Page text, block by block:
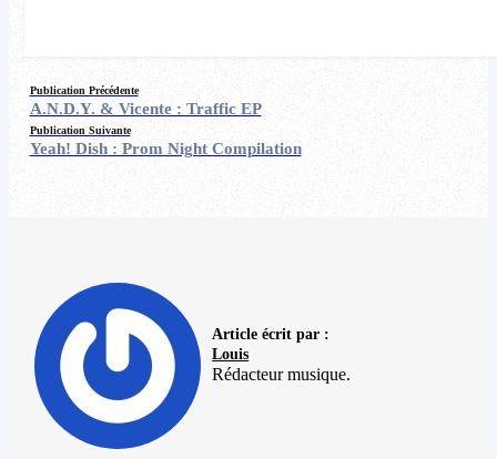
Publication Précédente
A.N.D.Y. & Vicente : Traffic EP
Publication Suivante
Yeah! Dish : Prom Night Compilation
Article écrit par :
Louis
Rédacteur musique.